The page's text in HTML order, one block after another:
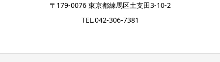
〒179-0076 東京都練馬区土支田3-10-2
TEL.042-306-7381